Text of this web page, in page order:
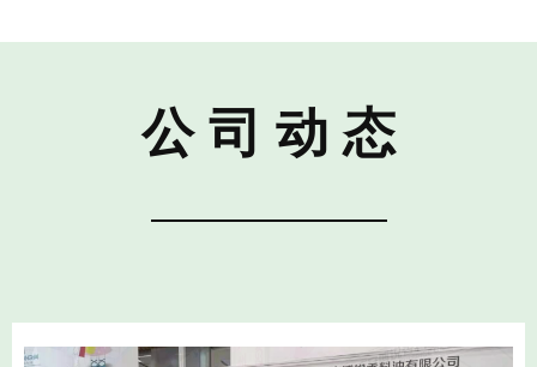
公 司 动 态